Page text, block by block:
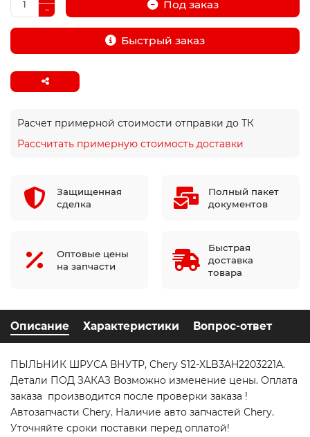
Под заказ
Быстрый заказ
Расчет примерной стоимости отправки до ТК
Рассчитать примерную стоимость доставки
Защищенная
сделка
Полный пакет
документов
Оптовые цены
на запчасти
Быстрая
доставка
товара
Описание Характеристики Вопрос-ответ
ПЫЛЬНИК ШРУСА ВНУТР, Chery S12-XLB3AH2203221A.
Детали ПОД ЗАКАЗ Возможно изменение цены. Оплата
заказа производится после проверки заказа !
Автозапчасти Chery. Наличие авто запчастей Chery.
Уточняйте сроки поставки перед оплатой!